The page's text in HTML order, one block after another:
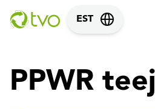
EST
PPWR